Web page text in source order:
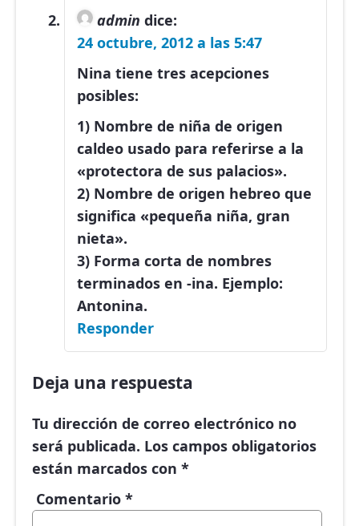
admin dice:
24 octubre, 2012 a las 5:47
Nina tiene tres acepciones
posibles:
1) Nombre de niña de origen
caldeo usado para referirse a la
«protectora de sus palacios».
2) Nombre de origen hebreo que
significa «pequeña niña, gran
nieta».
3) Forma corta de nombres
terminados en -ina. Ejemplo:
Antonina.
Responder
Deja una respuesta
Tu dirección de correo electrónico no
será publicada. Los campos obligatorios
están marcados con *
Comentario *